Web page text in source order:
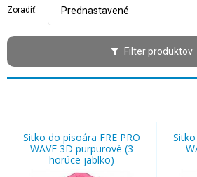
Filter produktov
Zoradiť: Prednastavené
Sitko do pisoára FRE PRO
WAVE 3D purpurové (3
horúce jablko)